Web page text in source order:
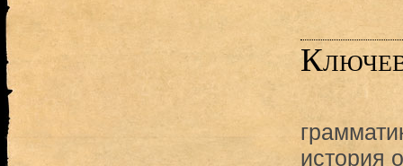
история